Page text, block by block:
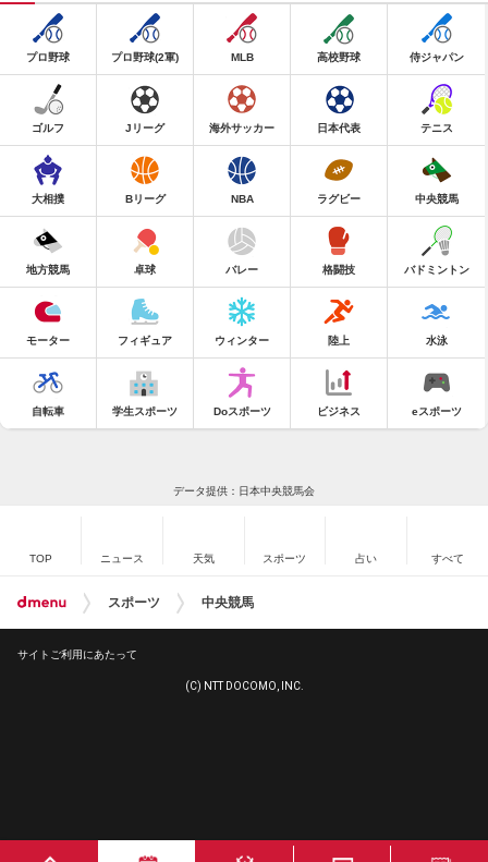
プロ野球 プロ野球(2軍) MLB 高校野球 侍ジャパン
ゴルフ Jリーグ 海外サッカー 日本代表 テニス
大相撲 Bリーグ NBA ラグビー 中央競馬
地方競馬 卓球 バレー 格闘技 バドミントン
モーター フィギュア ウィンター 陸上 水泳
自転車 学生スポーツ Doスポーツ ビジネス eスポーツ
データ提供：日本中央競馬会
TOP ニュース 天気 スポーツ 占い すべて
スポーツ 中央競馬
サイトご利用にあたって
(C) NTT DOCOMO, INC.